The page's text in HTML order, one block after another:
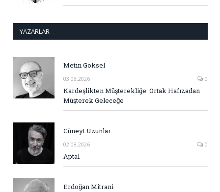
YAZARLAR
Metin Göksel
03.08.2026 0
Kardeşlikten Müşterekliğe: Ortak Hafızadan
Müşterek Geleceğe
Cüneyt Uzunlar
02.08.2026 0
Aptal
Erdoğan Mitrani